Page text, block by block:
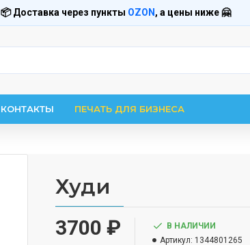
📦 Доставка через пункты OZON , а цены ниже 🤗
КОНТАКТЫ ПЕЧАТЬ ДЛЯ БИЗНЕСА
Худи
3700 ₽
В НАЛИЧИИ
Артикул: 1344801265